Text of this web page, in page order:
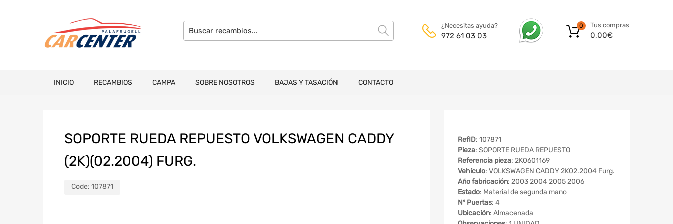
¿Necesitas ayuda?
972 61 03 03
Tus compras
0,00€
0
INICIO RECAMBIOS CAMPA SOBRE NOSOTROS BAJAS Y TASACIÓN CONTACTO
SOPORTE RUEDA REPUESTO VOLKSWAGEN CADDY
(2K)(02.2004) FURG.
Code: 107871
RefID: 107871
Pieza: SOPORTE RUEDA REPUESTO
Referencia pieza: 2K0601169
Vehículo: VOLKSWAGEN CADDY 2K02.2004 Furg.
Año fabricación: 2003 2004 2005 2006
Estado: Material de segunda mano
Nº Puertas: 4
Ubicación: Almacenada